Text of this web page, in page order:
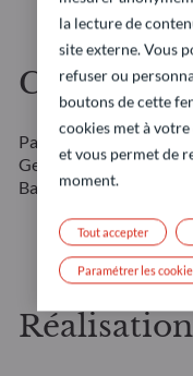
Crédits
Page d’accueil :
Getty ImagesPortraits
Barbieri
la lecture de
site externe. Vous
refuser ou
boutons de cette
cookies met à
et vous permet de
moment.
Tout accepter
Paramétrer les